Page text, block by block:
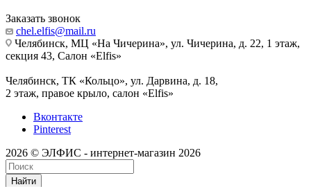
Заказать звонок
chel.elfis@mail.ru
Челябинск, МЦ «На Чичерина», ул. Чичерина, д. 22, 1 этаж,
секция 43, Салон «Elfis»
Челябинск, ТК «Кольцо», ул. Дарвина, д. 18,
2 этаж, правое крыло, салон «Elfis»
Вконтакте
Pinterest
2026 © ЭЛФИС - интернет-магазин 2026
Найти